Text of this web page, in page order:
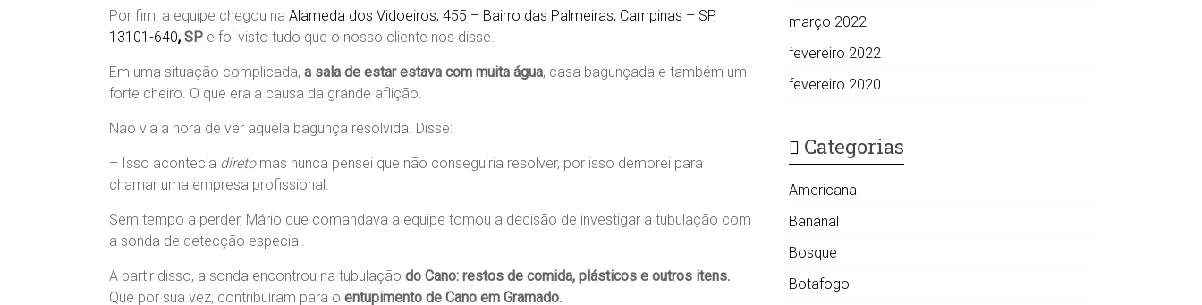
Por fim, a equipe chegou na Alameda dos Vidoeiros, 455 – Bairro das Palmeiras, Campinas – SP,
13101-640, SP e foi visto tudo que o nosso cliente nos disse.
Em uma situação complicada, a sala de estar estava com muita água, casa bagunçada e também um
forte cheiro. O que era a causa da grande aflição.
Não via a hora de ver aquela bagunça resolvida. Disse:
– Isso acontecia diretomas nunca pensei que não conseguiria resolver, por isso demorei para
chamar uma empresa profissional.
Sem tempo a perder, Mário que comandava a equipe tomou a decisão de investigar a tubulação com
a sonda de detecção especial.
A partir disso, a sonda encontrou na tubulação do Cano: restos de comida, plásticos e outros itens.
Que por sua vez, contribuíram para o entupimento de Cano em Gramado.
março 2022
fevereiro 2022
fevereiro 2020
Categorias
Americana
Bananal
Bosque
Botafogo